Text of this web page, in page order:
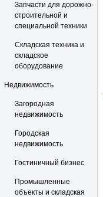
Запчасти для дорожно-
строительной и
специальной техники
Складская техника и
складское
оборудование
Недвижимость
Загородная
недвижимость
Городская
недвижимость
Гостиничный бизнес
Промышленные
объекты и складская